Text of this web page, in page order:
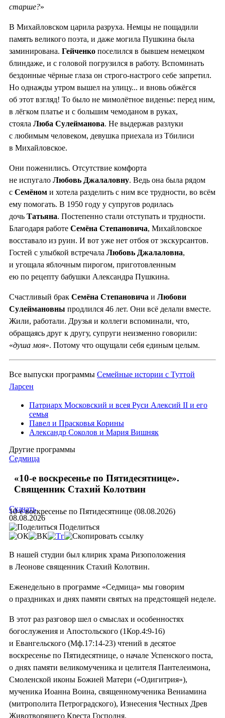
старше?»
В Михайловском царила разруха. Немцы не пощадили
память великого поэта, и даже могила Пушкина была
заминирована. Гейченко поселился в бывшем немецком
блиндаже, и с головой погрузился в работу. Вспоминать
бездонные чёрные глаза он строго-настрого себе запретил.
Но однажды утром вышел на улицу... и вновь обжёгся
об этот взгляд! То было не мимолётное виденье: перед ним,
в лёгком платье и с большим чемоданом в руках,
стояла Люба Сулейманова. Не выдержав разлуки
с любимым человеком, девушка приехала из Тбилиси
в Михайловское.
Они поженились. Отсутствие комфорта
не испугало Любовь Джалаловну. Ведь она была рядом
с Семёном и хотела разделить с ним все трудности, во всём
ему помогать. В 1950 году у супругов родилась
дочь Татьяна. Постепенно стали отступать и трудности.
Благодаря работе Семёна Степановича, Михайловское
восставало из руин. И вот уже нет отбоя от экскурсантов.
Гостей с улыбкой встречала Любовь Джалаловна,
и угощала яблочным пирогом, приготовленным
ею по рецепту бабушки Александра Пушкина.
Счастливый брак Семёна Степановича и Любови
Сулеймановны продлился 46 лет. Они всё делали вместе.
Жили, работали. Друзья и коллеги вспоминали, что,
обращаясь друг к другу, супруги неизменно говорили:
«душа моя». Потому что ощущали себя единым целым.
Все выпуски программы Семейные истории с Туттой
Ларсен
Патриарх Московский и всея Руси Алексий II и его
семья
Павел и Прасковья Корины
Александр Соколов и Мария Вишняк
Другие программы
Седмица
«10-е воскресенье по Пятидесятнице».
Священник Стахий Колотвин
10-е воскресенье по Пятидесятнице (08.08.2026)
Скачать
08.08.2026
Поделиться
В нашей студии был клирик храма Ризоположения
в Леонове священник Стахий Колотвин.
Еженедельно в программе «Седмица» мы говорим
о праздниках и днях памяти святых на предстоящей неделе.
В этот раз разговор шел о смыслах и особенностях
богослужения и Апостольского (1Кор.4:9-16)
и Евангельского (Мф.17:14-23) чтений в десятое
воскресенье по Пятидесятнице, о начале Успенского поста,
о днях памяти великомученика и целителя Пантелеимона,
Смоленской иконы Божией Матери («Одигитрия»),
мученика Иоанна Воина, священномученика Вениамина
(митрополита Петроградского), Изнесения Честных Древ
Животворящего Креста Господня.